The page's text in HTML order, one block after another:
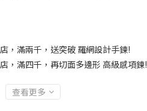
，滿兩千，送突破 羅網設計手鍊!
，滿四千，再切面多邊形 高級感項鍊!
查看更多